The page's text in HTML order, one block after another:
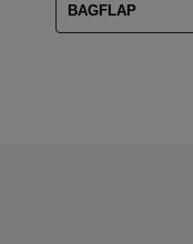
BAGFLAP